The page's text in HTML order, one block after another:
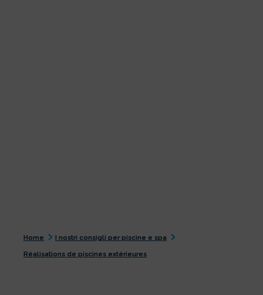
Home
I nostri consigli per piscine e spa
Réalisations de piscines extérieures